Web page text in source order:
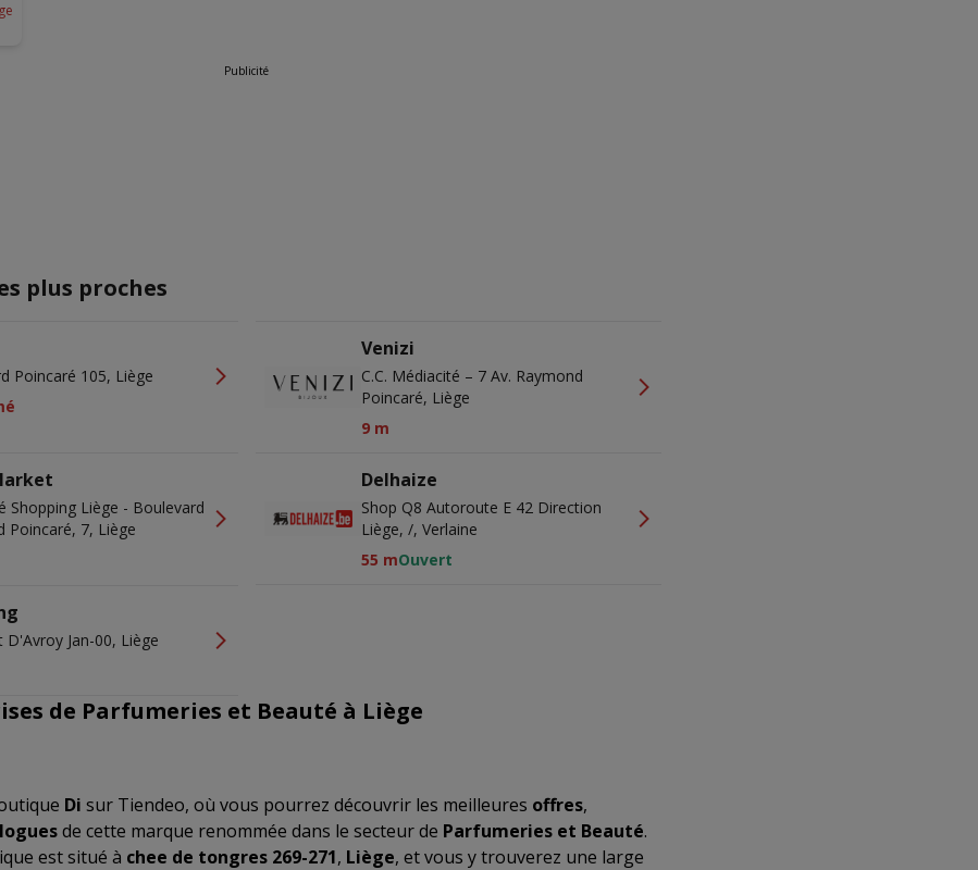
Publicité
plus proches
Poincaré 105, Liège
Venizi
C.C. Médiacité – 7 Av. Raymond
Poincaré, Liège
9 m
Shopping Liège - Boulevard
Poincaré, 7, Liège
Delhaize
Shop Q8 Autoroute E 42 Direction
Liège, /, Verlaine
55 mOuvert
D'Avroy Jan-00, Liège
de Parfumeries et Beauté à Liège
Di sur Tiendeo, où vous pourrez découvrir les meilleures offres,
de cette marque renommée dans le secteur de Parfumeries et Beauté.
est situé à chee de tongres 269-271, Liège, et vous y trouverez une large